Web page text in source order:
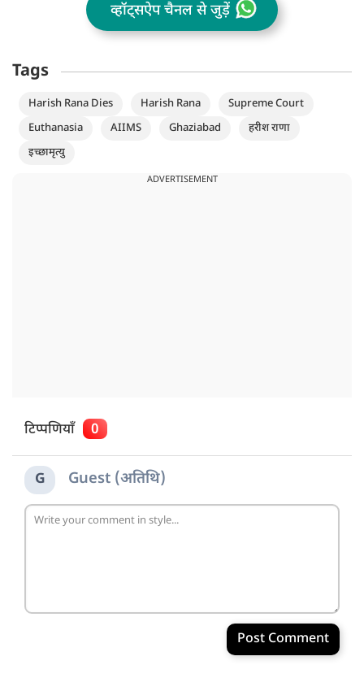
व्हॉट्सऐप चैनल से जुड़ें
Tags
Harish Rana Dies Harish Rana
Supreme Court
Euthanasia
AIIMS Ghaziabad
हरीश राणा
इच्छामृत्यु
ADVERTISEMENT
टिप्पणियाँ 0
G Guest (अतिथि)
Post Comment